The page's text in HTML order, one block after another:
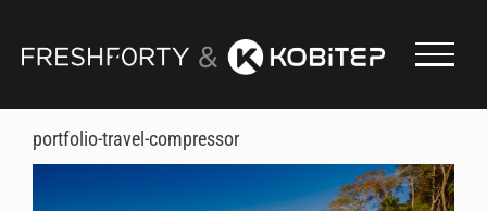
portfolio-travel-compressor